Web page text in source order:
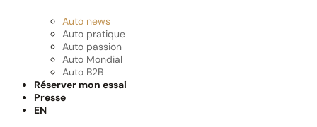
Auto news
Auto pratique
Auto passion
Auto Mondial
Auto B2B
Réserver mon essai
Presse
EN